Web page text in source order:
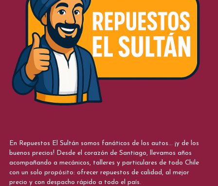
En Repuestos El Sultán somos fanáticos de los autos... ¡y de los
buenos precios! Desde el corazón de Santiago, llevamos años
acompañando a mecánicos, talleres y particulares de todo Chile
con un solo propósito: ofrecer repuestos de calidad, al mejor
precio y con despacho rápido a todo el país.